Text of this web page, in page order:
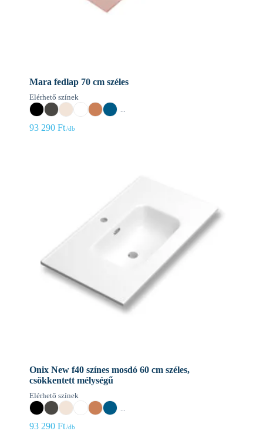
Mara fedlap 70 cm széles
Elérhető színek
93 290 Ft
Onix New f40 színes mosdó 60 cm széles,
csökkentett mélységű
Elérhető színek
93 290 Ft